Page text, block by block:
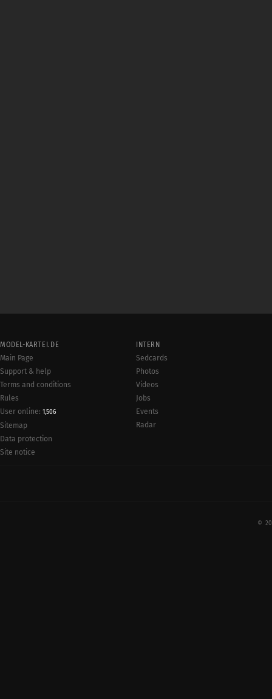
MODEL-KARTEI.DE
Main Page
Support & help
Terms and conditions
Rules
User online: 1,506
Sitemap
Data protection
Site notice
INTERN
Sedcards
Photos
Videos
Jobs
Events
Radar
©